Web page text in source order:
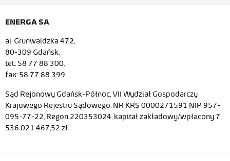
ENERGA SA
al. Grunwaldzka 472,
80-309 Gdańsk,
tel.: 58 77 88 300,
fax: 58 77 88 399
Sąd Rejonowy Gdańsk-Północ, VII Wydział Gospodarczy
Krajowego Rejestru Sądowego, NR KRS 0000271591 NIP 957-
095-77-22, Regon 220353024, kapitał zakładowy/wpłacony 7
536 021 467,52 zł.